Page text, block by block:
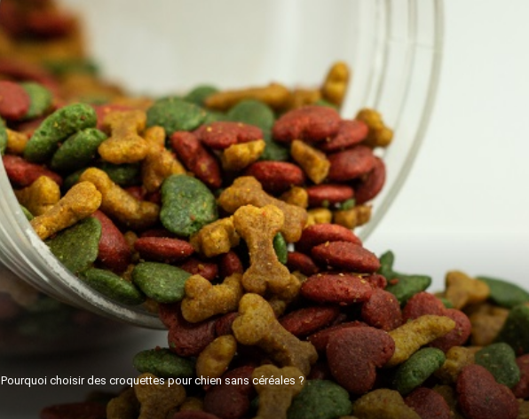
Pourquoi choisir des croquettes pour chien sans céréales ?